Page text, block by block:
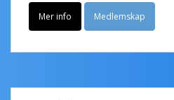
Mer info Medlemskap